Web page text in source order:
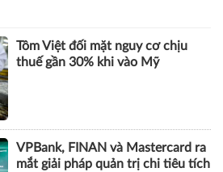
Tôm Việt đối mặt nguy cơ chịu
thuế gần 30% khi vào Mỹ
VPBank, FINAN và Mastercard ra
mắt giải pháp quản trị chi tiêu tích